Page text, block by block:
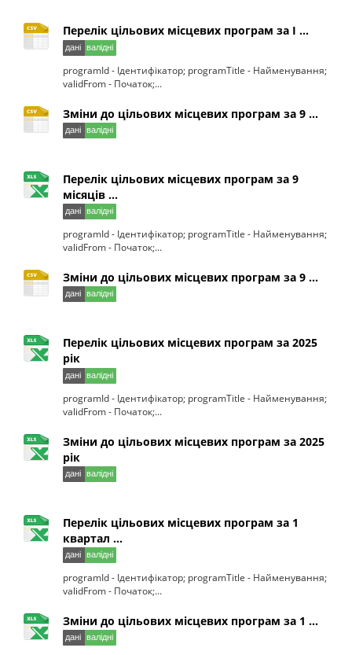
Перелік цільових місцевих програм за I ...
programId - Ідентифікатор; programTitle - Найменування;
validFrom - Початок;...
Зміни до цільових місцевих програм за 9 ...
Перелік цільових місцевих програм за 9
місяців ...
programId - Ідентифікатор; programTitle - Найменування;
validFrom - Початок;...
Зміни до цільових місцевих програм за 9 ...
Перелік цільових місцевих програм за 2025
рік
programId - Ідентифікатор; programTitle - Найменування;
validFrom - Початок;...
Зміни до цільових місцевих програм за 2025
рік
Перелік цільових місцевих програм за 1
квартал ...
programId - Ідентифікатор; programTitle - Найменування;
validFrom - Початок;...
Зміни до цільових місцевих програм за 1 ...